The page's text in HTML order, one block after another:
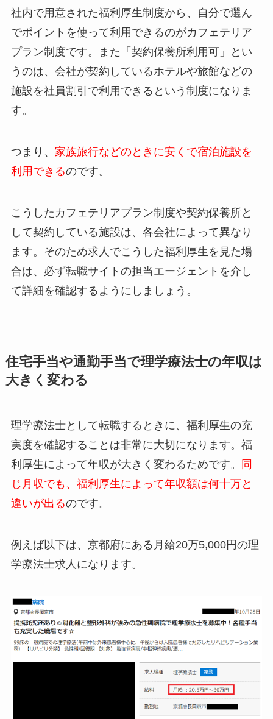
社内で用意された福利厚生制度から、自分で選ん
でポイントを使って利用できるのがカフェテリア
プラン制度です。また「契約保養所利用可」とい
うのは、会社が契約しているホテルや旅館などの
施設を社員割引で利用できるという制度になりま
す。
つまり、 家族旅行などのときに安くで宿泊施設を
利用できるのです。
こうしたカフェテリアプラン制度や契約保養所と
して契約している施設は、各会社によって異なり
ます。そのため求人でこうした福利厚生を見た場
合は、必ず転職サイトの担当エージェントを介し
て詳細を確認するようにしましょう。
住宅手当や通勤手当で理学療法士の年収は
大きく変わる
理学療法士として転職するときに、福利厚生の充
実度を確認することは非常に大切になります。福
利厚生によって年収が大きく変わるためです。
同
じ月収でも、福利厚生によって年収額は何十万と
違いが出るのです。
例えば以下は、京都府にある月給20万5,000円の理
学療法士求人になります。